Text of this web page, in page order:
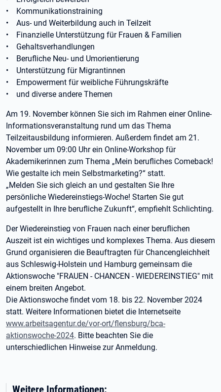
• Kommunikationstraining
• Aus- und Weiterbildung auch in Teilzeit
• Finanzielle Unterstützung für Frauen & Familien
• Gehaltsverhandlungen
• Berufliche Neu- und Umorientierung
• Unterstützung für Migrantinnen
• Empowerment für weibliche Führungskräfte
• und diverse andere Themen
Am 19. November können Sie sich im Rahmen einer Online-
Informationsveranstaltung rund um das Thema
Teilzeitausbildung informieren. Außerdem findet am 21.
November um 09:00 Uhr ein Online-Workshop für
Akademikerinnen zum Thema „Mein berufliches Comeback!
Wie gestalte ich mein Selbstmarketing?“ statt.
„Melden Sie sich gleich an und gestalten Sie Ihre
persönliche Wiedereinstiegs-Woche! Starten Sie gut
aufgestellt in Ihre berufliche Zukunft“, empfiehlt Schlichting.
Der Wiedereinstieg von Frauen nach einer beruflichen
Auszeit ist ein wichtiges und komplexes Thema. Aus diesem
Grund organisieren die Beauftragten für Chancengleichheit
aus Schleswig-Holstein und Hamburg gemeinsam die
Aktionswoche "FRAUEN - CHANCEN - WIEDEREINSTIEG" mit
einem breiten Angebot.
Die Aktionswoche findet vom 18. bis 22. November 2024
statt. Weitere Informationen bietet die Internetseite
www.arbeitsagentur.de/vor-ort/flensburg/bca-
aktionswoche-2024. Bitte beachten Sie die
unterschiedlichen Hinweise zur Anmeldung.
Weitere Informationen: